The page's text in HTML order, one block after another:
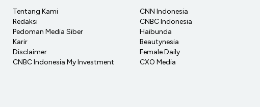
Tentang Kami
Redaksi
Pedoman Media Siber
Karir
Disclaimer
CNBC Indonesia My Investment
CNN Indonesia
CNBC Indonesia
Haibunda
Beautynesia
Female Daily
CXO Media